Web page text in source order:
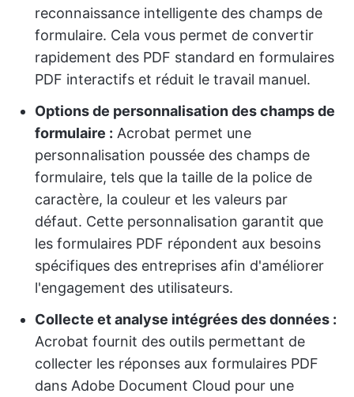
reconnaissance intelligente des champs de
formulaire. Cela vous permet de convertir
rapidement des PDF standard en formulaires
PDF interactifs et réduit le travail manuel.
Options de personnalisation des champs de
formulaire : Acrobat permet une
personnalisation poussée des champs de
formulaire, tels que la taille de la police de
caractère, la couleur et les valeurs par
défaut. Cette personnalisation garantit que
les formulaires PDF répondent aux besoins
spécifiques des entreprises afin d'améliorer
l'engagement des utilisateurs.
Collecte et analyse intégrées des données :
Acrobat fournit des outils permettant de
collecter les réponses aux formulaires PDF
dans Adobe Document Cloud pour une